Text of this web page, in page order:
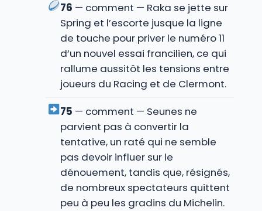
76 — comment — Raka se jette sur
Spring et l’escorte jusque la ligne
de touche pour priver le numéro 11
d’un nouvel essai francilien, ce qui
rallume aussitôt les tensions entre
joueurs du Racing et de Clermont.
75 — comment — Seunes ne
parvient pas à convertir la
tentative, un raté qui ne semble
pas devoir influer sur le
dénouement, tandis que, résignés,
de nombreux spectateurs quittent
peu à peu les gradins du Michelin.